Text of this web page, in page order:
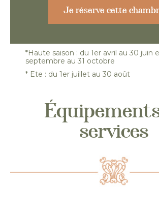
Je réserve cette
*Haute saison : du 1er avril au 30 juin
septembre au 31 octobre
* Ete : du 1er juillet au 30 août
services